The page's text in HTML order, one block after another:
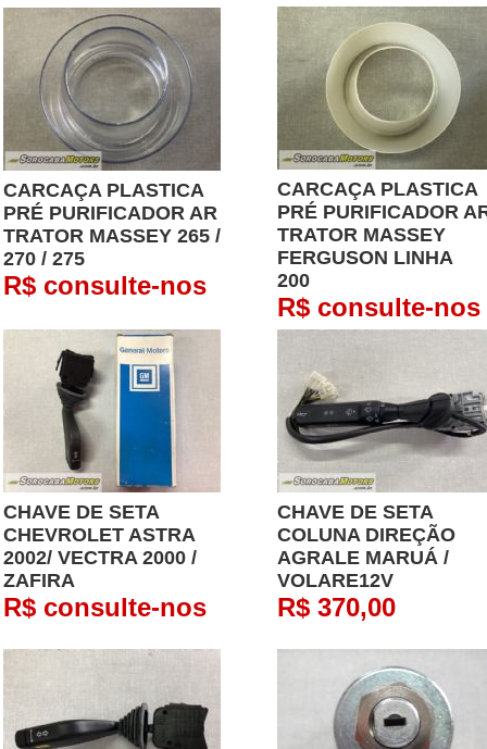
CARCAÇA PLASTICA
PRÉ PURIFICADOR AR
TRATOR MASSEY 265 /
270 / 275
R$ consulte-nos
CARCAÇA PLASTICA
PRÉ PURIFICADOR
TRATOR MASSEY
FERGUSON LINHA
200
R$ consulte-nos
CHAVE DE SETA
CHEVROLET ASTRA
2002/ VECTRA 2000 /
ZAFIRA
R$ consulte-nos
CHAVE DE SETA
COLUNA DIREÇÃO
AGRALE MARUÁ /
VOLARE12V
R$ 370,00